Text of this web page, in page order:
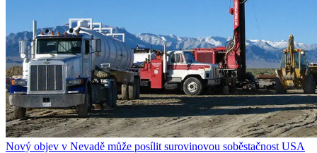
Nový objev v Nevadě může posílit surovinovou soběstačnost USA